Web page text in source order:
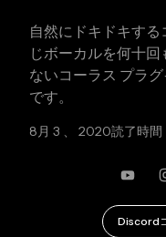
自然にドキドキす
じボーカルを何十
ないコーラス プラ
です。
8月 3 、 2020読了時間
Discord